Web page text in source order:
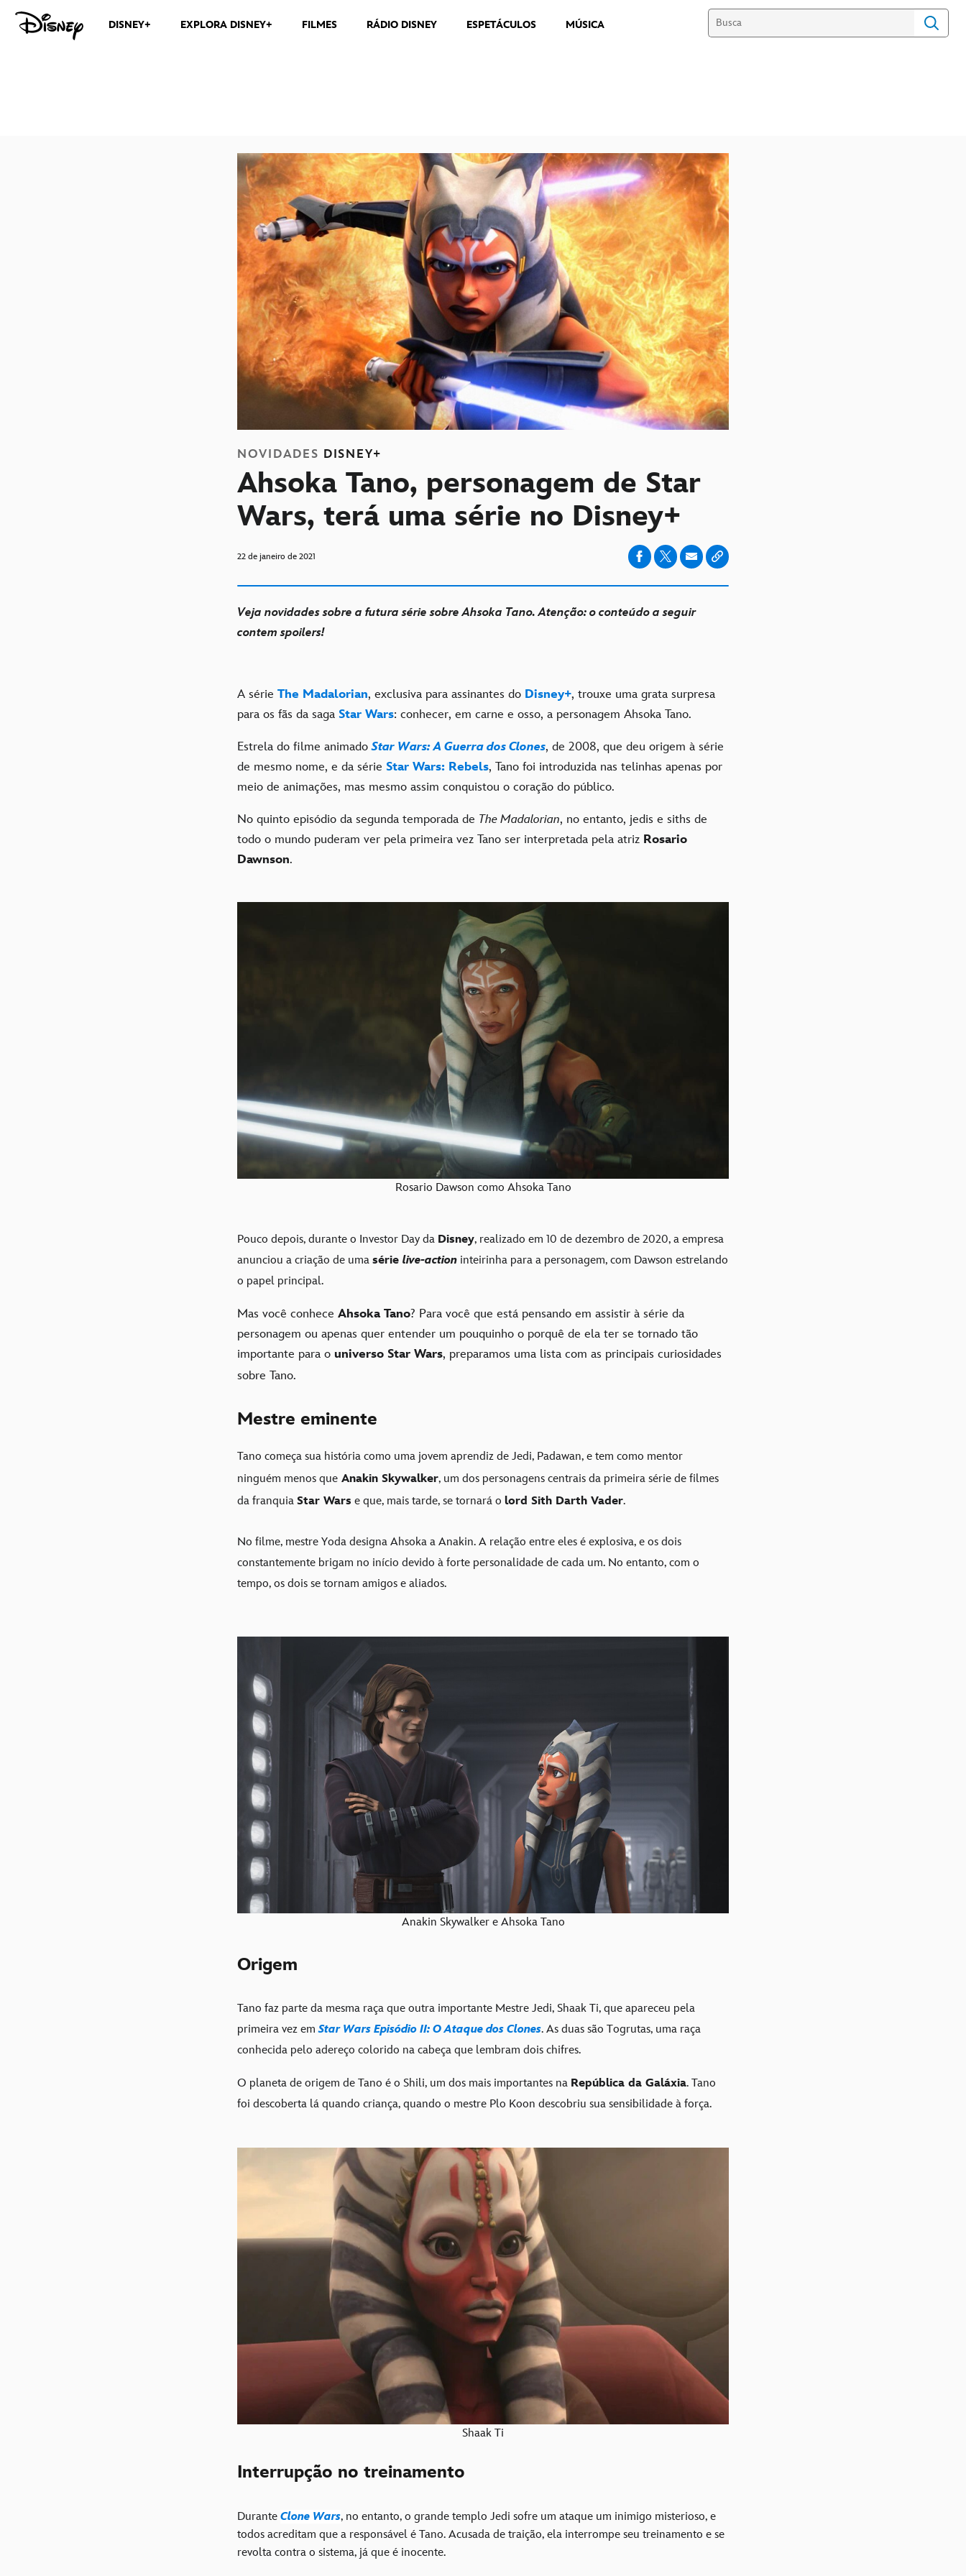
DISNEY+ EXPLORA DISNEY+ FILMES RÁDIO DISNEY ESPETÁCULOS MÚSICA
NOVIDADES DISNEY+
Ahsoka Tano, personagem de Star
Wars, terá uma série no Disney+
22 de janeiro de 2021
Veja novidades sobre a futura série sobre Ahsoka Tano. Atenção: o conteúdo a seguir
contem spoilers!
A série The Madalorian, exclusiva para assinantes do Disney+, trouxe uma grata surpresa
para os fãs da saga Star Wars: conhecer, em carne e osso, a personagem Ahsoka Tano.
Estrela do filme animadoStar Wars: A Guerra dos Clones, de 2008, que deu origem à série
de mesmo nome, e da série Star Wars: Rebels, Tano foi introduzida nas telinhas apenas por
meio de animações, mas mesmo assim conquistou o coração do público.
No quinto episódio da segunda temporada de The Madalorian, no entanto, jedis e siths de
todo o mundo puderam ver pela primeira vez Tano ser interpretada pela atriz Rosario
Dawnson.
Rosario Dawson como Ahsoka Tano
Pouco depois, durante o Investor Day da Disney, realizado em 10 de dezembro de 2020, a empresa
anunciou a criação de uma série live-action inteirinha para a personagem, com Dawson estrelando
o papel principal.
Mas você conhece Ahsoka Tano? Para você que está pensando em assistir à série da
personagem ou apenas quer entender um pouquinho o porquê de ela ter se tornado tão
importante para o universo Star Wars, preparamos uma lista com as principais curiosidades
sobre Tano.
Mestre eminente
Tano começa sua história como uma jovem aprendiz de Jedi, Padawan, e tem como mentor
ninguém menos que Anakin Skywalker, um dos personagens centrais da primeira série de filmes
da franquia Star Wars e que, mais tarde, se tornará o lord Sith Darth Vader.
No filme, mestre Yoda designa Ahsoka a Anakin. A relação entre eles é explosiva, e os dois
constantemente brigam no início devido à forte personalidade de cada um. No entanto, com o
tempo, os dois se tornam amigos e aliados.
Anakin Skywalker e Ahsoka Tano
Origem
Tano faz parte da mesma raça que outra importante Mestre Jedi, Shaak Ti, que apareceu pela
primeira vez emStar Wars Episódio II: O Ataque dos Clones. As duas são Togrutas, uma raça
conhecida pelo adereço colorido na cabeça que lembram dois chifres.
O planeta de origem de Tano é o Shili, um dos mais importantes na República da Galáxia. Tano
foi descoberta lá quando criança, quando o mestre Plo Koon descobriu sua sensibilidade à força.
Shaak Ti
Interrupção no treinamento
Durante Clone Wars, no entanto, o grande templo Jedi sofre um ataque um inimigo misterioso, e
todos acreditam que a responsável é Tano. Acusada de traição, ela interrompe seu treinamento e se
revolta contra o sistema, já que é inocente.